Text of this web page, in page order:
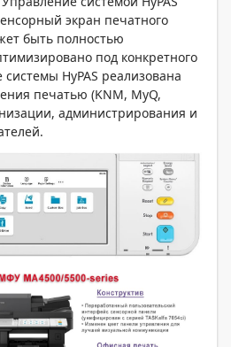
экран печатного
быть полностью
под конкретного
системы HyPAS реализована
печатью (KNM, MyQ,
администрирования и